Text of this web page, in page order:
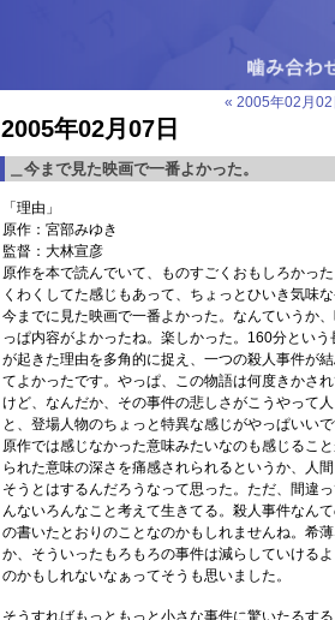
« 2005年02月02
2005年02月07日
＿今まで見た映画で一番よかった。
「理由」
原作：宮部みゆき
監督：大林宣彦
原作を本で読んでいて、ものすごくおもしろかっ
くわくしてた感じもあって、ちょっとひいき気味
今までに見た映画で一番よかった。なんていうか
っぱ内容がよかったね。楽しかった。160分とい
が起きた理由を多角的に捉え、一つの殺人事件が
てよかったです。やっぱ、この物語は何度きかさ
けど、なんだか、その事件の悲しさがこうやって
と、登場人物のちょっと特異な感じがやっぱいい
原作では感じなかった意味みたいなのも感じるこ
られた意味の深さを痛感されられるというか、人
そうとはするんだろうなって思った。ただ、間違
んないろんなこと考えて生きてる。殺人事件なん
の書いたとおりのことなのかもしれませんね。希
か、そういったもろもろの事件は減らしていける
のかもしれないなぁってそうも思いました。
そうすればもっともっと小さな事件に驚いたるす